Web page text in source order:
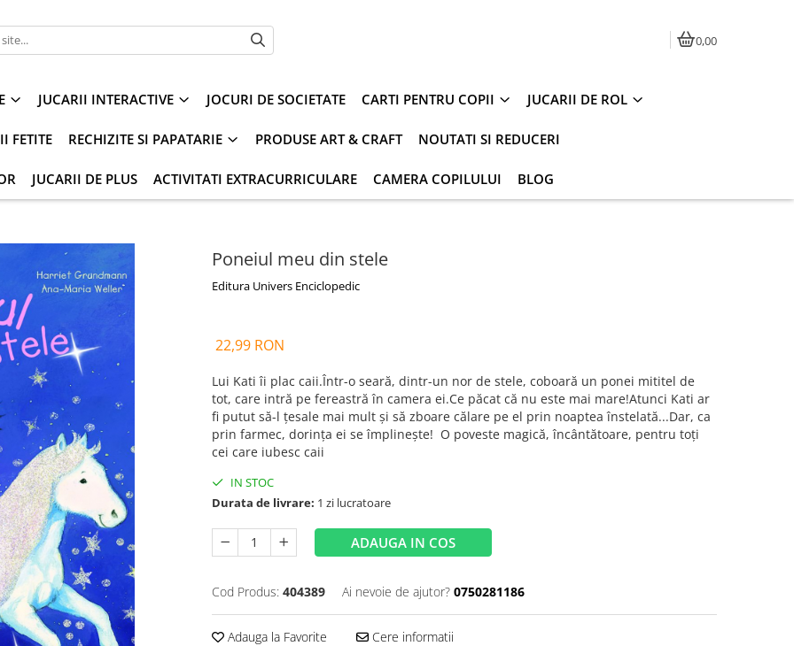
0,00
JUCARII INTERACTIVE JOCURI DE SOCIETATE CARTI PENTRU COPII JUCARII DE ROL
FETITE RECHIZITE SI PAPATARIE PRODUSE ART & CRAFT NOUTATI SI REDUCERI
JUCARII DE PLUS ACTIVITATI EXTRACURRICULARE CAMERA COPILULUI BLOG
Poneiul meu din stele
Editura Univers Enciclopedic
22,99 RON
Lui Kati îi plac caii.Într-o seară, dintr-un nor de stele, coboară un ponei mititel de
tot, care intră pe fereastră în camera ei.Ce păcat că nu este mai mare!Atunci Kati ar
fi putut să-l ţesale mai mult și să zboare călare pe el prin noaptea înstelată...Dar, ca
prin farmec, dorința ei se împlinește! O poveste magică, încântătoare, pentru toți
cei care iubesc caii
IN STOC
Durata de livrare: 1 zi lucratoare
ADAUGA IN COS
Cod Produs: 404389 Ai nevoie de ajutor? 0750281186
Adauga la Favorite Cere informatii